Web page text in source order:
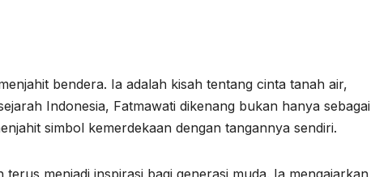
bendera. Ia adalah kisah tentang cinta tanah air,
Indonesia, Fatmawati dikenang bukan hanya sebagai
simbol kemerdekaan dengan tangannya sendiri.
menjadi inspirasi bagi generasi muda. Ia mengajarkan